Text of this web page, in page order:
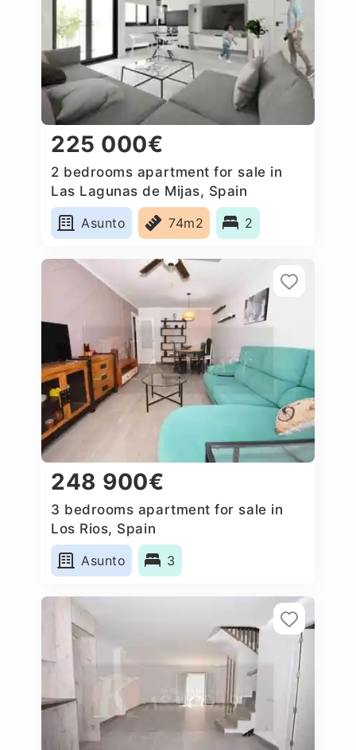
225 000€
2 bedrooms apartment for sale in
Las Lagunas de Mijas, Spain
Asunto
74m2 2
248 900€
3 bedrooms apartment for sale in
Los Rios, Spain
Asunto
3